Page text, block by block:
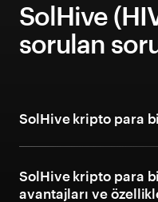
SolHive
sorulan
SolHive kripto para
SolHive kripto para
avantajları ve